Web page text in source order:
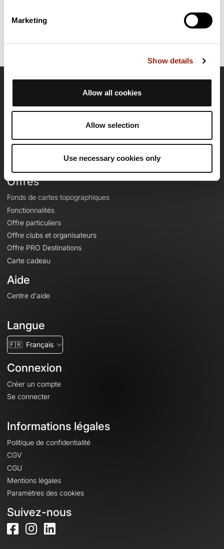
Marketing
Show details
Allow all cookies
Allow selection
Use necessary cookies only
Equipe
Offres
Fonds de cartes topographiques
Fonctionnalités
Offre particuliers
Offre clubs et organisateurs
Offre PRO Destinations
Carte cadeau
Aide
Centre d'aide
Langue
🇫🇷 Français
Connexion
Créer un compte
Se connecter
Informations légales
Politique de confidentialité
CGV
CGU
Mentions légales
Paramètres des cookies
Suivez-nous